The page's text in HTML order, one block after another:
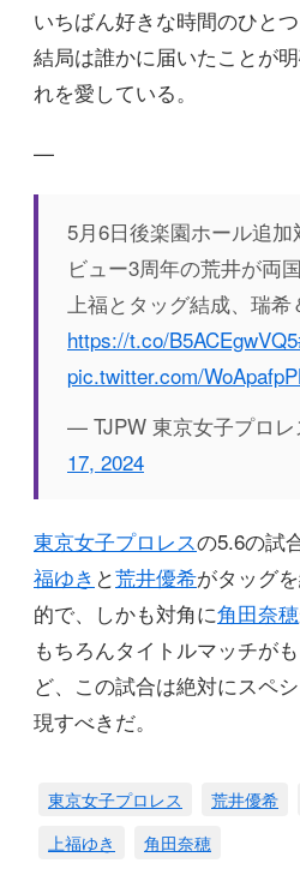
いちばん好きな時間のひと
結局は誰かに届いたことが
れを愛している。
—
5月6日後楽園ホール追
ビュー3周年の荒井が両
上福とタッグ結成、瑞希
https://t.co/B5ACEgwVQ5
pic.twitter.com/
— TJPW 東京女子プロレ
17, 2024
東京女子プロレスの5.6の試
福ゆき と荒井優希がタッグ
的で、しかも対角に角田奈穂
もちろんタイトルマッチが
ど、この試合は絶対にスペ
現すべきだ。
東京女子プロレス 荒井優希
上福ゆき
角田奈穂